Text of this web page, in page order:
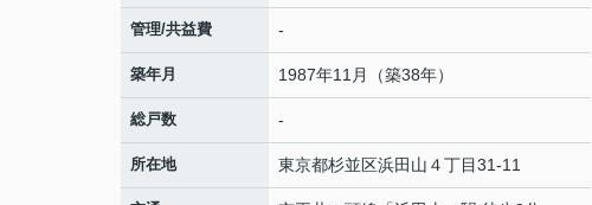
管理/共益費 -
築年月 1987年11月（築38年）
総戸数 -
所在地 東京都杉並区浜田山 ４丁目31-11